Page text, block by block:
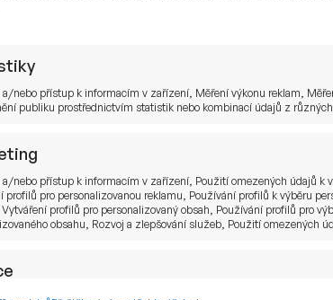
a/nebo přístup k informacím v zařízení, Měření výkonu reklam,
publiku prostřednictvím statistik nebo kombinací údajů z
a/nebo přístup k informacím v zařízení, Použití omezených údajů k
profilů pro personalizovanou reklamu, Používání profilů k výběru
Vytváření profilů pro personalizovaný obsah, Používání profilů pro
obsahu, Rozvoj a zlepšování služeb, Použití omezených